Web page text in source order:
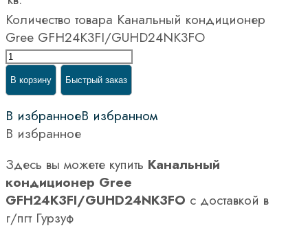
Количество товара Канальный кондиционер
Gree GFH24K3FI/GUHD24NK3FO
В корзину Быстрый заказ
В избранноеВ избранном
В избранное
Здесь вы можете купить Канальный
кондиционер Gree
GFH24K3FI/GUHD24NK3FO с доставкой в
г/пгт Гурзуф